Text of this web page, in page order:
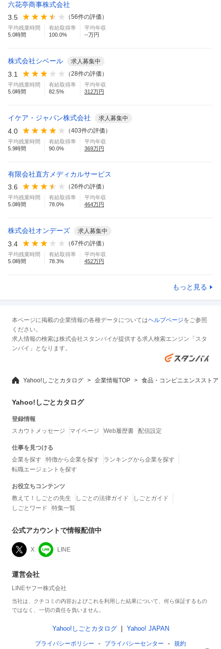
六花亭商事株式会社
3.5
（56件の評価）
平均残業時間
5.0時間
有給取得率
100.0%
平均年収
--万円
株式会社シベール 求人募集中
3.1 （28件の評価）
平均残業時間
5.0時間
有給取得率
82.5%
平均年収
312万円
イケア・ジャパン株式会社 求人募集中
4.0 （403件の評価）
平均残業時間
5.9時間
有給取得率
90.0%
平均年収
369万円
有限会社直方メディカルサービス
3.6
（26件の評価）
平均残業時間
5.0時間
有給取得率
78.0%
平均年収
464万円
株式会社オンデーズ 求人募集中
3.4 （67件の評価）
平均残業時間
5.0時間
有給取得率
78.3%
平均年収
452万円
もっと見る
本ページに掲載の企業情報の各種データについてはヘルプページをご参照
ください。
求人情報の検索は株式会社スタンバイが提供する求人検索エンジン「スタ
ンバイ」となります。
Yahoo!しごとカタログ 企業情報TOP 食品・コンビニエンスストア
Yahoo!しごとカタログ
登録情報
スカウトメッセージ
マイページ Web履歴書 配信設定
仕事を見つける
企業を探す
特徴から企業を探す
ランキングから企業を探す
転職エージェントを探す
お役立ちコンテンツ
教えて！しごとの先生
しごとの法律ガイド
しごとガイド
しごとワード
特集一覧
公式アカウントで情報配信中
X LINE
運営会社
LINEヤフー株式会社
当社は、クチコミの内容およびこれを利用した結果について、何ら保証するもの
ではなく、一切の責任を負いません。
Yahoo!しごとカタログ Yahoo! JAPAN
プライバシーポリシー プライバシーセンター 規約